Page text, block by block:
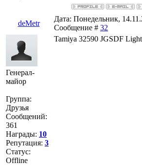
deMetr
Дата: Понедельник,
Сообщение # 32
Генерал-
майор
Группа:
Друзья
Сообщений:
361
Награды: 10
Репутация: 3
Статус:
Offline
Tamiya 32590 JGSDF